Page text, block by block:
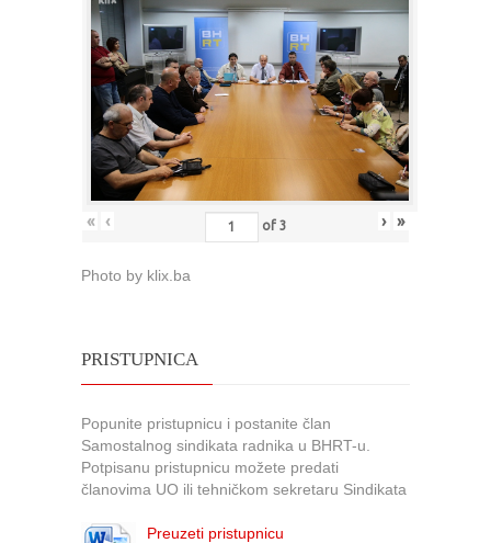
« ‹ of 3 › »
Photo by klix.ba
PRISTUPNICA
Popunite pristupnicu i postanite član
Samostalnog sindikata radnika u BHRT-u.
Potpisanu pristupnicu možete predati
članovima UO ili tehničkom sekretaru Sindikata
Preuzeti pristupnicu